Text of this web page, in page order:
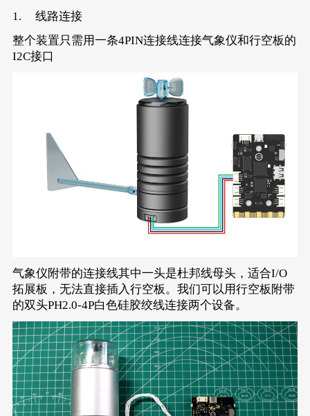
1. 线路连接
整个装置只需用一条4PIN连接线连接气象仪和行空板的
I2C接口
气象仪附带的连接线其中一头是杜邦线母头，适合I/O
拓展板，无法直接插入行空板。我们可以用行空板附带
的双头PH2.0-4P白色硅胶绞线连接两个设备。